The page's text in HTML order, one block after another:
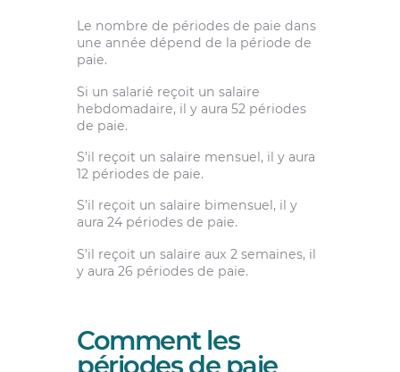
Le nombre de périodes de paie dans
une année dépend de la période de
paie.
Si un salarié reçoit un salaire
hebdomadaire, il y aura 52 périodes
de paie.
S’il reçoit un salaire mensuel, il y aura
12 périodes de paie.
S’il reçoit un salaire bimensuel, il y
aura 24 périodes de paie.
S’il reçoit un salaire aux 2 semaines, il
y aura 26 périodes de paie.
Comment les
périodes de paie